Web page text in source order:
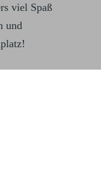
viel Spaß
und